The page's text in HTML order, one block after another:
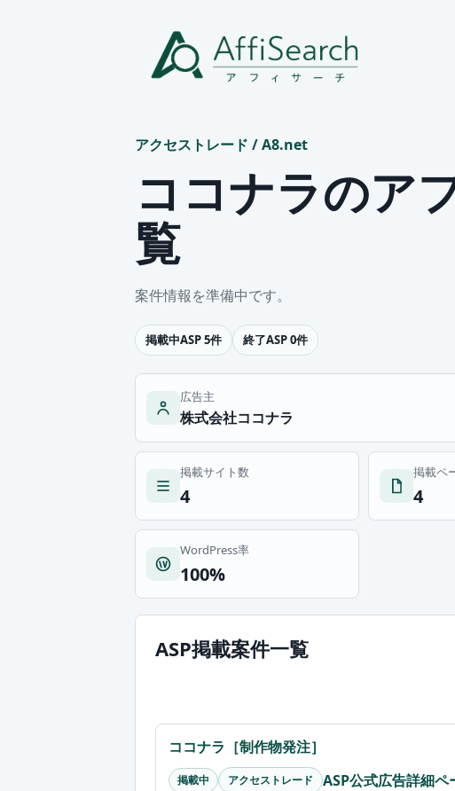
アクセストレード /A8.net
ココナラのア
覧
案件情報を準備中です。
掲載中ASP 5件 終了ASP 0件
広告主
株式会社ココナラ
掲載サイト数
4
掲載ペ
4
WordPress率
100%
ASP掲載案件一覧
ココナラ［制作物発注］
掲載中 アクセストレード ASP公式広告詳細ペ